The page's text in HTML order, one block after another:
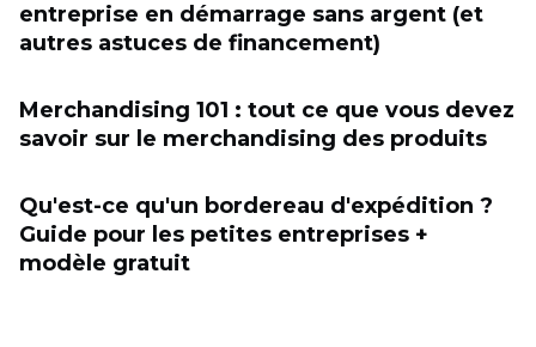
entreprise en démarrage sans argent (et
autres astuces de financement)
Merchandising 101 : tout ce que vous devez
savoir sur le merchandising des produits
Qu'est-ce qu'un bordereau d'expédition ?
Guide pour les petites entreprises +
modèle gratuit